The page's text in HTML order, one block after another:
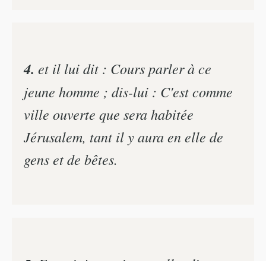
4. et il lui dit : Cours parler à ce
jeune homme ; dis-lui : C'est comme
ville ouverte que sera habitée
Jérusalem, tant il y aura en elle de
gens et de bêtes.